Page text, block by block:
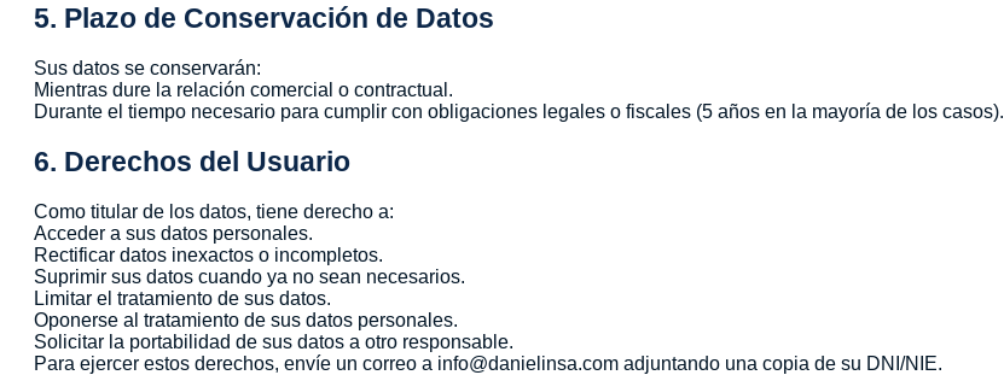
5. Plazo de Conservación de Datos
Sus datos se conservarán:
Mientras dure la relación comercial o contractual.
Durante el tiempo necesario para cumplir con obligaciones legales o fiscales (5 años en la mayoría de los casos).
6. Derechos del Usuario
Como titular de los datos, tiene derecho a:
Acceder a sus datos personales.
Rectificar datos inexactos o incompletos.
Suprimir sus datos cuando ya no sean necesarios.
Limitar el tratamiento de sus datos.
Oponerse al tratamiento de sus datos personales.
Solicitar la portabilidad de sus datos a otro responsable.
Para ejercer estos derechos, envíe un correo a info@danielinsa.com adjuntando una copia de su DNI/NIE.